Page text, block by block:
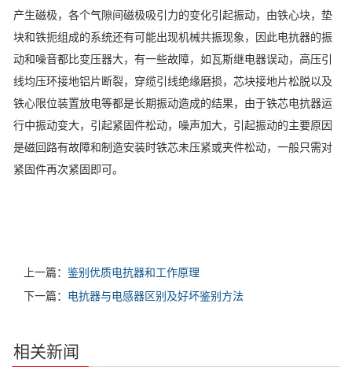
产生磁极，各个气隙间磁极吸引力的变化引起振动，由铁心块，垫
块和铁扼组成的系统还有可能出现机械共振现象，因此电抗器的振
动和噪音都比变压器大，有一些故障，如瓦斯继电器误动，高压引
线均压环接地铝片断裂，穿缆引线绝缘磨损，芯块接地片松脱以及
铁心限位装置放电等都是长期振动造成的结果，由于铁芯电抗器运
行中振动变大，引起紧固件松动，噪声加大，引起振动的主要原因
是磁回路有故障和制造安装时铁芯未压紧或夹件松动，一般只需对
紧固件再次紧固即可。
上一篇： 鉴别优质电抗器和工作原理
下一篇： 电抗器与电感器区别及好坏鉴别方法
相关新闻